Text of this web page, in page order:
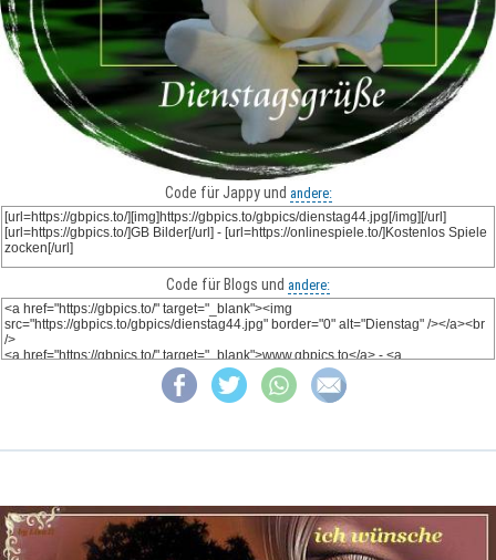
Code für Jappy und andere:
Code für Blogs und andere: